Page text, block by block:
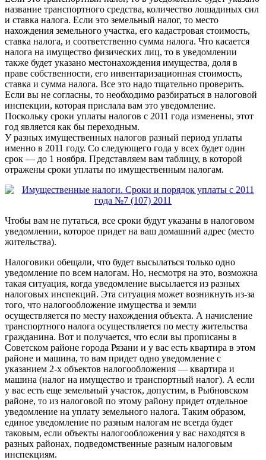
название транспортного средства, количество лошадиных сил
и ставка налога. Если это земельный налог, то место
нахождения земельного участка, его кадастровая стоимость,
ставка налога, и соответственно сумма налога. Что касается
налога на имущество физических лиц, то в уведомлении
также будет указано местонахождения имущества, доля в
праве собственности, его инвентаризационная стоимость,
ставка и сумма налога. Все это надо тщательно проверить.
Если вы не согласны, то необходимо разбираться в налоговой
инспекции, которая прислала вам это уведомление.
Поскольку сроки уплаты налогов с 2011 года изменены, этот
год является как бы переходным.
У разных имущественных налогов разный период уплаты
именно в 2011 году. Со следующего года у всех будет один
срок — до 1 ноября. Представляем вам таблицу, в которой
отражены сроки уплаты по имущественным налогам.
Чтобы вам не путаться, все сроки будут указаны в налоговом
уведомлении, которое придет на ваш домашний адрес (место
жительства).
Налоговики обещали, что будет высылаться только одно
уведомление по всем налогам. Но, несмотря на это, возможна
такая ситуация, когда уведомление высылается из разных
налоговых инспекций. Эта ситуация может возникнуть из-за
того, что налогообложение имущества и земли
осуществляется по месту нахождения объекта. А начисление
транспортного налога осуществляется по месту жительства
гражданина. Вот и получается, что если вы прописаны в
Советском районе города Рязани и у вас есть квартира в этом
районе и машина, то вам придет одно уведомление с
указанием 2-х объектов налогообложения — квартира и
машина (налог на имущество и транспортный налог). А если
у вас есть еще земельный участок, допустим, в Рыбновском
районе, то из налоговой по этому району придет отдельное
уведомление на уплату земельного налога. Таким образом,
единое уведомление по разным налогам не всегда будет
таковым, если объекты налогообложения у вас находятся в
разных районах, подведомственные разным налоговым
инспекциям.